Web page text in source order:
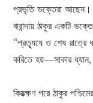
প্রভৃতি ভক্তেরা আছেন।
বারান্দায় ঠাকুর একটি
“প্রত্যূষে ও শেষ রাত্রে
করিতে হয়—সাকার
কিয়ত্ক্ষণ পরে ঠাকুর